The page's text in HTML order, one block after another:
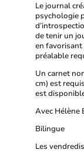
Le journal
psychologie
de tenir un
en favorisant
préalable
Un carnet
cm) est
est
Avec Hélène
Bilingue
Les vendredis